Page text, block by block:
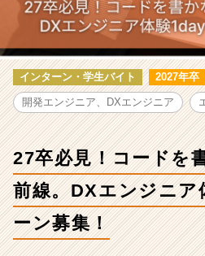
ド
を
か
な
い
開
最
前
線。
インターン・学生バイト 2027年卒
開発エンジニア、DXエンジニア
27卒必見！コードを
前線。DXエンジニア
ーン募集！